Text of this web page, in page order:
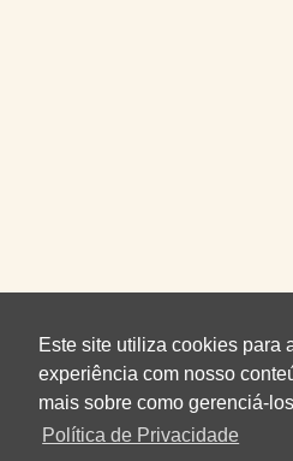
Este site utiliza cookies para
experiência com nosso
mais sobre como gerenciá-
Política de Privacidade